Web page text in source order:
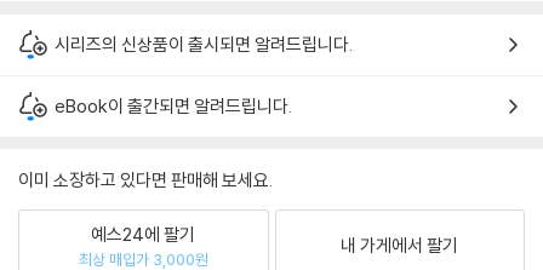
시리즈의 신상품이 출시되면 알려드립니다.
eBook이 출간되면 알려드립니다.
이미 소장하고 있다면 판매해 보세요.
예스24에 팔기
최상 매입가 3,000원
내 가게에서 팔기